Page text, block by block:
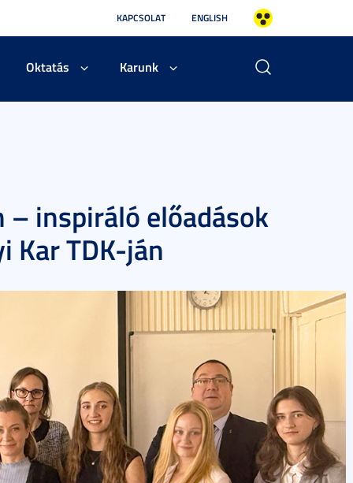
KAPCSOLAT ENGLISH
Oktatás Karunk
inspiráló előadások
Kar TDK-ján